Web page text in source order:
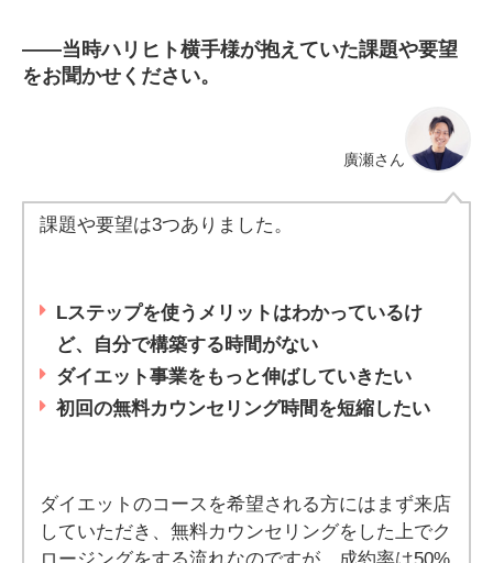
――当時ハリヒト横手様が抱えていた課題や要望
をお聞かせください。
廣瀬さん
課題や要望は3つありました。
Lステップを使うメリットはわかっているけ
ど、自分で構築する時間がない
ダイエット事業をもっと伸ばしていきたい
初回の無料カウンセリング時間を短縮したい
ダイエットのコースを希望される方にはまず来店
していただき、無料カウンセリングをした上でク
ロージングをする流れなのですが、成約率は50%